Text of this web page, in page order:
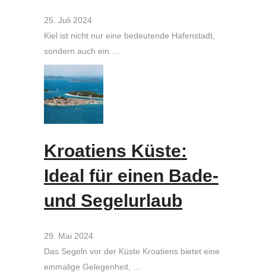
25. Juli 2024
Kiel ist nicht nur eine bedeutende Hafenstadt,
sondern auch ein …
Kroatiens Küste:
Ideal für einen Bade-
und Segelurlaub
29. Mai 2024
Das Segeln vor der Küste Kroatiens bietet eine
einmalige Gelegenheit, …